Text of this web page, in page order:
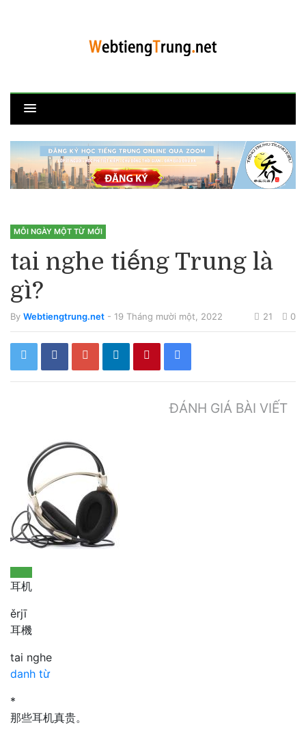
MỖI NGÀY MỘT TỪ MỚI
tai nghe tiếng Trung là
gì?
By Webtiengtrung.net - 19 Tháng mười một, 2022 21 0
ĐÁNH GIÁ BÀI VIẾT
耳机
ěrjī
耳機
tai nghe
danh từ
*
那些耳机真贵。